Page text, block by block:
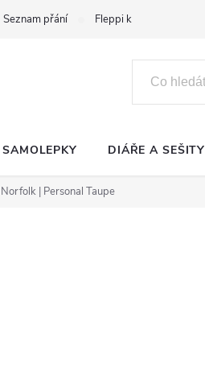
Seznam přání Fleppi klub
SAMOLEPKY DIÁŘE A SEŠITY
| Personal Taupe